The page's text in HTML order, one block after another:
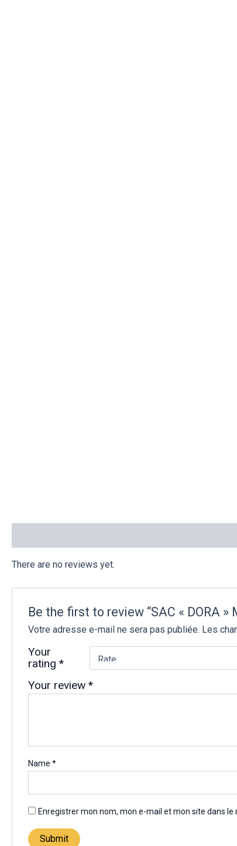
There are no reviews yet.
Be the first to review “SAC « DORA »
Votre adresse e-mail ne sera pas publiée. Les
Your
rating *
Your review *
Name *
Enregistrer mon nom, mon e-mail et mon site dans